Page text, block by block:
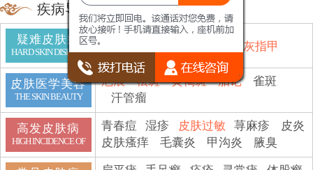
疾病导航
疑难皮肤病
HARD SKIN DISEASE 灰指甲
皮肤医学美容
THE SKIN BEAUTY
疤痕 祛斑 黄褐斑 胎记
雀斑
汗管瘤
高发皮肤病
HIGH INCIDENCE OF
青春痘 湿疹 皮肤过敏 荨麻疹
皮炎
皮肤瘙痒
毛囊炎 甲沟炎 腋臭